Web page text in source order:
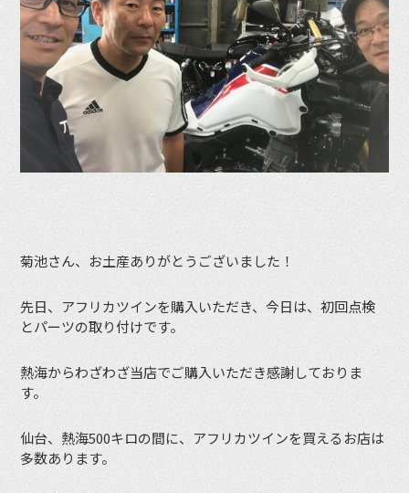
菊池さん、お土産ありがとうございました！
先日、アフリカツインを購入いただき、今日は、初回点検
とパーツの取り付けです。
熱海からわざわざ当店でご購入いただき感謝しておりま
す。
仙台、熱海500キロの間に、アフリカツインを買えるお店は
多数あります。